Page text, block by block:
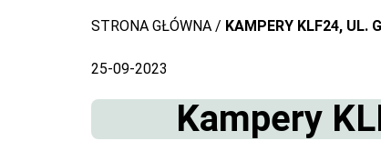
STRONA GŁÓWNA KAMPERY KLF24, UL.
25-09-2023
Kampery